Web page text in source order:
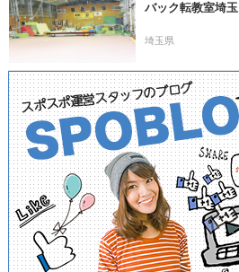
バック転教室埼玉
埼玉県